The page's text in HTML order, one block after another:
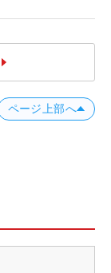
ページ上部へ